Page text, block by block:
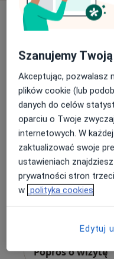
Bezpieczne płatności
dr n. med. Olga
Psychiatra·Więcej
513 opinii
Słowackiego 10/8
Gabinet
Poproś o wizytę
Szanujemy
Akceptując, pozwalasz
plików cookie (lub
danych do celów
oparciu o Twoje
internetowych. W
zaktualizować swoje
ustawieniach
prywatności stron
w polityka cookies
Edytuj